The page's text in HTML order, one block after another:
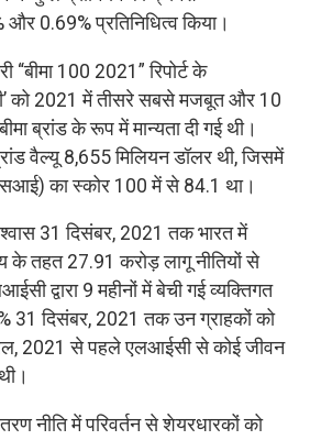
0.69% प्रतिनिधित्व किया।
“बीमा 100 2021” रिपोर्ट के
को 2021 में तीसरे सबसे मजबूत और 10
ब्रांड के रूप में मान्यता दी गई थी।
वैल्यू 8,655 मिलियन डॉलर थी, जिसमें
का स्कोर 100 में से 84.1 था।
31 दिसंबर, 2021 तक भारत में
के तहत 27.91 करोड़ लागू नीतियों से
द्वारा 9 महीनों में बेची गई व्यक्तिगत
31 दिसंबर, 2021 तक उन ग्राहकों को
2021 से पहले एलआईसी से कोई जीवन
नीति में परिवर्तन से शेयरधारकों को